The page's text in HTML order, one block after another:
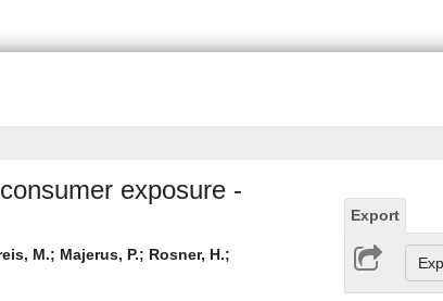
exposure -
M.; Majerus, P.; Rosner, H.;
Export